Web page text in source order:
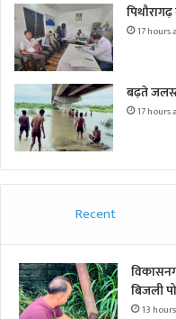
17 hours
बढ़ते
17 hours
Recent
बिजली
13